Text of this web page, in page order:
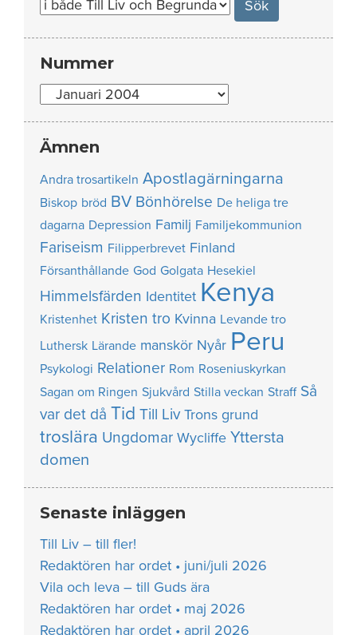
Nummer
Nummer
Ämnen
Andra trosartikeln Apostlagärningarna
Biskop bröd BV Bönhörelse De heliga tre
dagarna Depression Familj Familjekommunion
Fariseism Filipperbrevet Finland
Försanthållande God Golgata Hesekiel
Himmelsfärden Identitet Kenya
Kristenhet Kristen tro Kvinna Levande tro
Luthersk Lärande manskör Nyår Peru
Psykologi Relationer Rom Roseniuskyrkan
Sagan om Ringen Sjukvård Stilla veckan Straff Så
var det då Tid Till Liv Trons grund
troslära Ungdomar Wycliffe Yttersta
domen
Senaste inläggen
Till Liv – till fler!
Redaktören har ordet • juni/juli 2026
Vila och leva – till Guds ära
Redaktören har ordet • maj 2026
Redaktören har ordet • april 2026